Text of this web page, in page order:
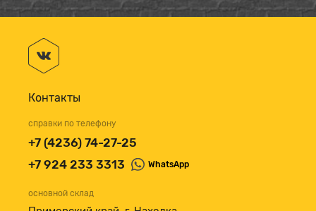
Контакты
справки по телефону
+7 (4236) 74-27-25
+7 924 233 3313
WhatsApp
основной склад